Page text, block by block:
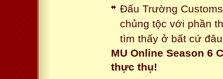
Đấu Trường
chủng tộc với phần
tìm thấy ở bất cứ
MU Online Season 6
thực thụ!